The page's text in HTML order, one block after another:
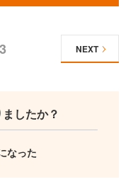
3 NEXT
したか？
なった